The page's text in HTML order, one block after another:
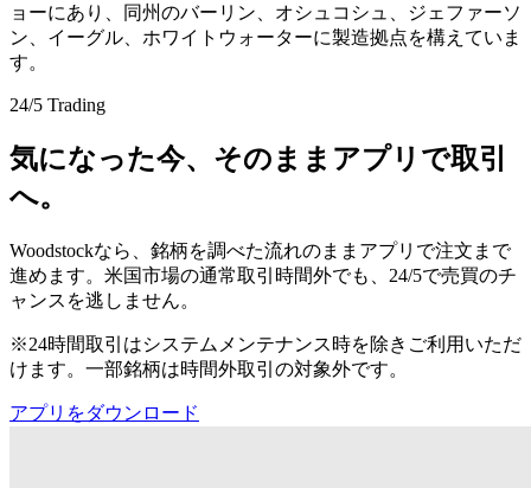
ョーにあり、同州のバーリン、オシュコシュ、ジェファーソ
ン、イーグル、ホワイトウォーターに製造拠点を構えていま
す。
24/5 Trading
気になった今、そのままアプリで取引
へ。
Woodstockなら、銘柄を調べた流れのままアプリで注文まで
進めます。米国市場の通常取引時間外でも、24/5で売買のチ
ャンスを逃しません。
※24時間取引はシステムメンテナンス時を除きご利用いただ
けます。一部銘柄は時間外取引の対象外です。
アプリをダウンロード